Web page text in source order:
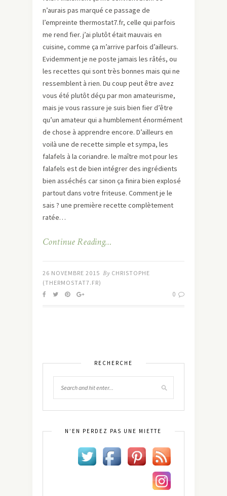
n’aurais pas marqué ce passage de
l’empreinte thermostat7.fr, celle qui parfois
me rend fier. j’ai plutôt était mauvais en
cuisine, comme ça m’arrive parfois d’ailleurs.
Evidemment je ne poste jamais les râtés, ou
les recettes qui sont très bonnes mais qui ne
ressemblent à rien. Du coup peut être avez
vous été plutôt déçu par mon amateurisme,
mais je vous rassure je suis bien fier d’être
qu’un amateur qui a humblement énormément
de chose à apprendre encore. D’ailleurs en
voilà une de recette simple et sympa, les
falafels à la coriandre. le maître mot pour les
falafels est de bien intégrer des ingrédients
bien asséchés car sinon ça finira bien explosé
partout dans votre friteuse. Comment je le
sais ? une première recette complètement
ratée…
Continue Reading…
26 NOVEMBRE 2015 By CHRISTOPHE
(THERMOSTAT7.FR)
0
RECHERCHE
N’EN PERDEZ PAS UNE MIETTE